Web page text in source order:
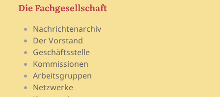
Die Fachgesellschaft
Nachrichtenarchiv
Der Vorstand
Geschäftsstelle
Kommissionen
Arbeitsgruppen
Netzwerke